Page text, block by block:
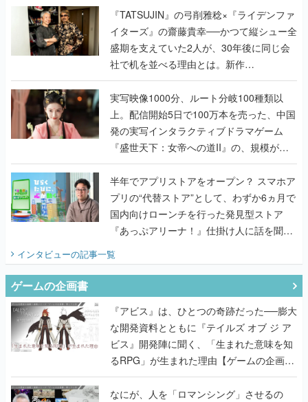
く
『TATSUJIN』の弓削雅稔×『ライデンファ
イターズ』の齋藤貴幸──かつて縦シュー全
盛期を支えていた2人が、30年後に同じ会
社で机を並べる理由とは。新作
『TATSUJIN EXTREME』で初タッグを組
んだレジェンド2人に訊く開発秘話
実写映像1000分、ルート分岐100種類以
上。配信開始5日で100万本を売った、中国
発の実写インタラクティブドラマゲーム
『盛世天下：女帝への道II』の、規模が違
うこだわりをプロデューサーに聞いた
半年でアプリストアをオープン？ スマホア
プリの“代替ストア”として、わずか6ヵ月で
国内向けローンチを行った発見型ストア
『あっぷアリーナ！』仕掛け人に話を聞い
インタビューの記事一覧
ゲームの企画書
『アビス』は、ひとつの奇跡だった──膨大
な開発資料とともに『テイルズ オブ ジ ア
ビス』開発陣に聞く、「生まれた意味を知
るRPG」が生まれた理由【ゲームの企画
書】
なにが、人を「ロマンシング」させるの